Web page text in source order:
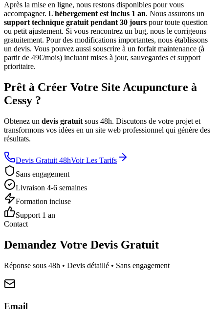
Après la mise en ligne, nous restons disponibles pour vous
accompagner. L'hébergement est inclus 1 an. Nous assurons un
support technique gratuit pendant 30 jours pour toute question
ou petit ajustement. Si vous rencontrez un bug, nous le corrigeons
gratuitement. Pour des modifications importantes, nous établissons
un devis. Vous pouvez aussi souscrire à un forfait maintenance (à
partir de 49€/mois) incluant mises à jour, sauvegardes et support
prioritaire.
Prêt à Créer Votre Site Acupuncture à
Cessy ?
Obtenez un devis gratuit sous 48h. Discutons de votre projet et
transformons vos idées en un site web professionnel qui génère des
résultats.
Devis Gratuit 48hVoir Les Tarifs
Sans engagement
Livraison 4-6 semaines
Formation incluse
Support 1 an
Contact
Demandez Votre Devis Gratuit
Réponse sous 48h • Devis détaillé • Sans engagement
Email